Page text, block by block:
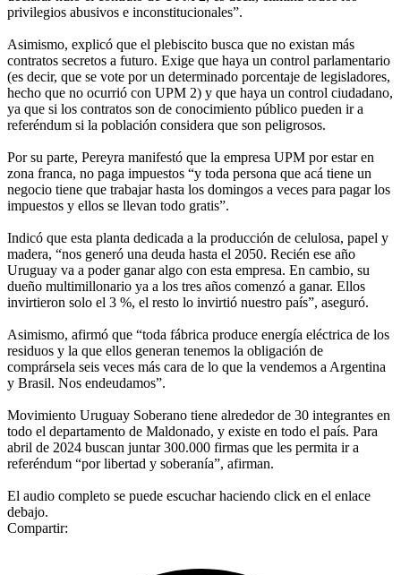
privilegios abusivos e inconstitucionales”.
Asimismo, explicó que el plebiscito busca que no existan más
contratos secretos a futuro. Exige que haya un control parlamentario
(es decir, que se vote por un determinado porcentaje de legisladores,
hecho que no ocurrió con UPM 2) y que haya un control ciudadano,
ya que si los contratos son de conocimiento público pueden ir a
referéndum si la población considera que son peligrosos.
Por su parte, Pereyra manifestó que la empresa UPM por estar en
zona franca, no paga impuestos “y toda persona que acá tiene un
negocio tiene que trabajar hasta los domingos a veces para pagar los
impuestos y ellos se llevan todo gratis”.
Indicó que esta planta dedicada a la producción de celulosa, papel y
madera, “nos generó una deuda hasta el 2050. Recién ese año
Uruguay va a poder ganar algo con esta empresa. En cambio, su
dueño multimillonario ya a los tres años comenzó a ganar. Ellos
invirtieron solo el 3 %, el resto lo invirtió nuestro país”, aseguró.
Asimismo, afirmó que “toda fábrica produce energía eléctrica de los
residuos y la que ellos generan tenemos la obligación de
comprársela seis veces más cara de lo que la vendemos a Argentina
y Brasil. Nos endeudamos”.
Movimiento Uruguay Soberano tiene alrededor de 30 integrantes en
todo el departamento de Maldonado, y existe en todo el país. Para
abril de 2024 buscan juntar 300.000 firmas que les permita ir a
referéndum “por libertad y soberanía”, afirman.
El audio completo se puede escuchar haciendo click en el enlace
debajo.
Compartir: